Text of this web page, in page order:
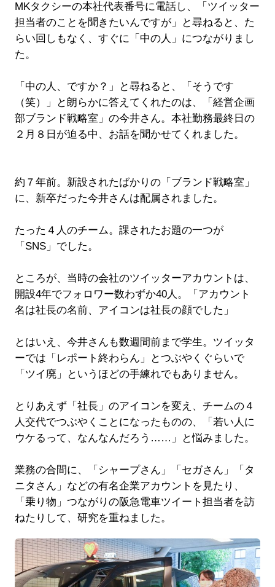
MKタクシーの本社代表番号に電話し、「ツイッター
担当者のことを聞きたいんですが」と尋ねると、た
らい回しもなく、すぐに「中の人」につながりまし
た。
「中の人、ですか？」と尋ねると、「そうです
（笑）」と朗らかに答えてくれたのは、「経営企画
部ブランド戦略室」の今井さん。本社勤務最終日の
２月８日が迫る中、お話を聞かせてくれました。
約７年前。新設されたばかりの「ブランド戦略室」
に、新卒だった今井さんは配属されました。
たった４人のチーム。課されたお題の一つが
「SNS」でした。
ところが、当時の会社のツイッターアカウントは、
開設4年でフォロワー数わずか40人。「アカウント
名は社長の名前、アイコンは社長の顔でした」
とはいえ、今井さんも数週間前まで学生。ツイッタ
ーでは「レポート終わらん」とつぶやくぐらいで
「ツイ廃」というほどの手練れでもありません。
とりあえず「社長」のアイコンを変え、チームの４
人交代でつぶやくことになったものの、「若い人に
ウケるって、なんなんだろう……」と悩みました。
業務の合間に、「シャープさん」「セガさん」「タ
ニタさん」などの有名企業アカウントを見たり、
「乗り物」つながりの阪急電車ツイート担当者を訪
ねたりして、研究を重ねました。